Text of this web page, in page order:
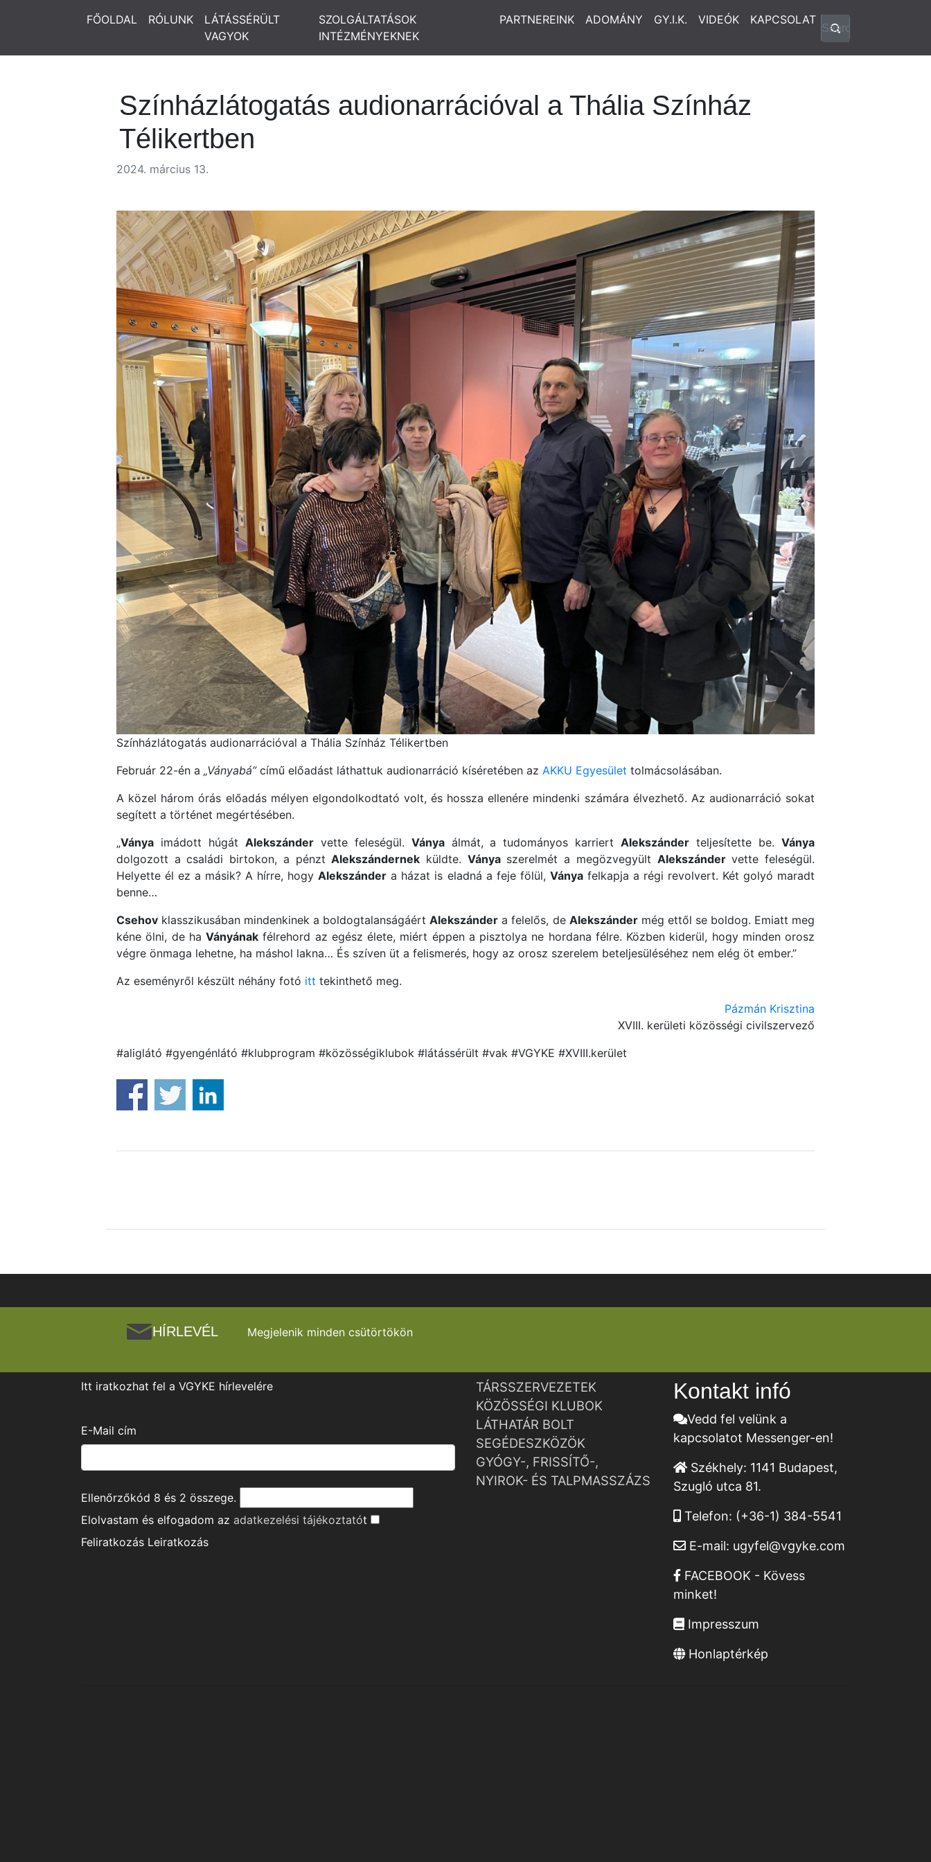
FŐOLDAL RÓLUNK
LÁTÁSSÉRÜLT
VAGYOK
SZOLGÁLTATÁSOK
INTÉZMÉNYEKNEK
PARTNEREINK ADOMÁNY GY.I.K. VIDEÓK KAPCSOLAT
Színházlátogatás audionarrációval a Thália Színház
Télikertben
2024. március 13.
Színházlátogatás audionarrációval a Thália Színház Télikertben
Február 22-én a „Ványabá”című előadást láthattuk audionarráció kíséretében az AKKU Egyesület tolmácsolásában.
A közel három órás előadás mélyen elgondolkodtató volt, és hossza ellenére mindenki számára élvezhető. Az audionarráció sokat
segített a történet megértésében.
„Ványa imádott húgát Alekszándervette feleségül. Ványaálmát, a tudományos karriertAlekszánder teljesítette be.Ványa
dolgozott a családi birtokon, a pénztAlekszándernek küldte. Ványaszerelmét a megözvegyült Alekszándervette feleségül.
Helyette él ez a másik? A hírre, hogyAlekszánder a házat is eladná a feje fölül, Ványafelkapja a régi revolvert. Két golyó maradt
benne…
Csehov klasszikusában mindenkinek a boldogtalanságáértAlekszánder a felelős, de Alekszándermég ettől se boldog. Emiatt meg
kéne ölni, de ha Ványának félrehord az egész élete, miért éppen a pisztolya ne hordana félre. Közben kiderül, hogy minden orosz
végre önmaga lehetne, ha máshol lakna… És szíven üt a felismerés, hogy az orosz szerelem beteljesüléséhez nem elég öt ember.”
Az eseményről készült néhány fotó itt tekinthető meg.
Pázmán Krisztina
XVIII. kerületi közösségi civilszervező
#aliglátó #gyengénlátó #klubprogram #közösségiklubok #látássérült #vak #VGYKE #XVIII.kerület
HÍRLEVÉL Megjelenik minden csütörtökön
Itt iratkozhat fel a VGYKE hírlevelére
E-Mail cím
Ellenőrzőkód 8 és 2 összege.
Elolvastam és elfogadom az adatkezelési tájékoztatót
Feliratkozás Leiratkozás
TÁRSSZERVEZETEK
KÖZÖSSÉGI KLUBOK
LÁTHATÁR BOLT
SEGÉDESZKÖZÖK
GYÓGY-, FRISSÍTŐ-,
NYIROK- ÉS TALPMASSZÁZS
Kontakt infó
Vedd fel velünk a
kapcsolatot Messenger-en!
Székhely: 1141 Budapest,
Szugló utca 81.
Telefon: (+36-1) 384-5541
E-mail: ugyfel@vgyke.com
FACEBOOK - Kövess
minket!
Impresszum
Honlaptérkép